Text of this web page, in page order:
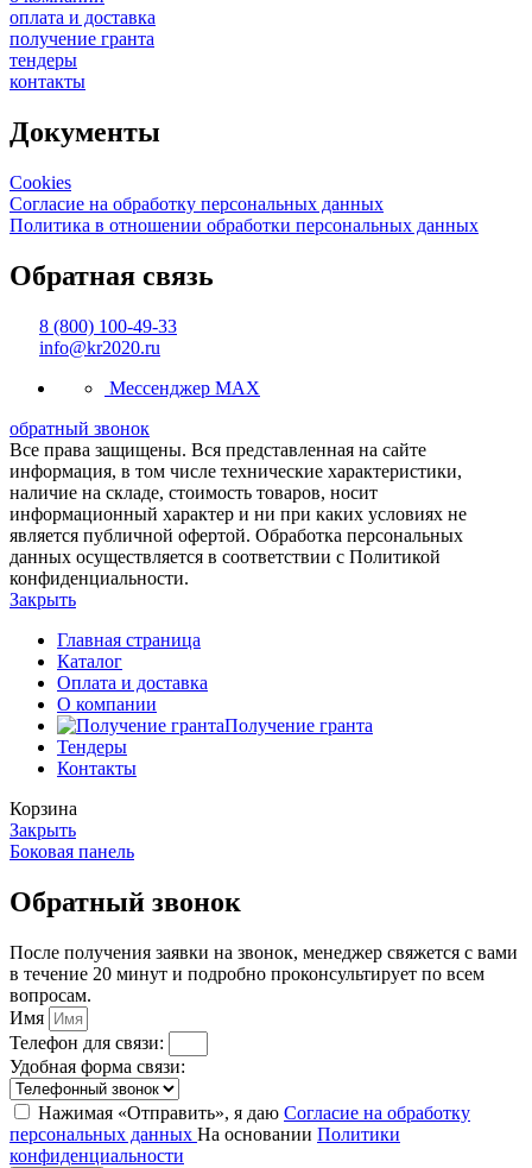
оплата и доставка
получение гранта
тендеры
контакты
Документы
Cookies
Согласие на обработку персональных данных
Политика в отношении обработки персональных данных
Обратная связь
8 (800) 100-49-33
info@kr2020.ru
Мессенджер MAX
обратный звонок
Все права защищены. Вся представленная на сайте
информация, в том числе технические характеристики,
наличие на складе, стоимость товаров, носит
информационный характер и ни при каких условиях не
является публичной офертой. Обработка персональных
данных осуществляется в соответствии с Политикой
конфиденциальности.
Закрыть
Главная страница
Каталог
Оплата и доставка
О компании
Получение гранта
Тендеры
Контакты
Корзина
Закрыть
Боковая панель
Обратный звонок
После получения заявки на звонок, менеджер свяжется с вами
в течение 20 минут и подробно проконсультирует по всем
вопросам.
Имя
Телефон для связи:
Удобная форма связи:
Нажимая «Отправить», я даю Согласие на обработку
персональных данных На основании Политики
конфиденциальности